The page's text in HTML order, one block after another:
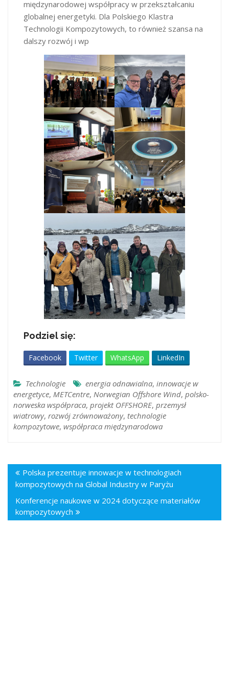
międzynarodowej współpracy w przekształcaniu
globalnej energetyki. Dla Polskiego Klastra
Technologii Kompozytowych, to również szansa na
dalszy rozwój i wp
Podziel się:
Facebook Twitter WhatsApp LinkedIn
Technologie energia odnawialna, innowacje w
energetyce, METCentre, Norwegian Offshore Wind, polsko-
norweska współpraca, projekt OFFSHORE, przemysł
wiatrowy, rozwój zrównoważony, technologie
kompozytowe, współpraca międzynarodowa
Polska prezentuje innowacje w technologiach
kompozytowych na Global Industry w Paryżu
Konferencje naukowe w 2024 dotyczące materiałów
kompozytowych